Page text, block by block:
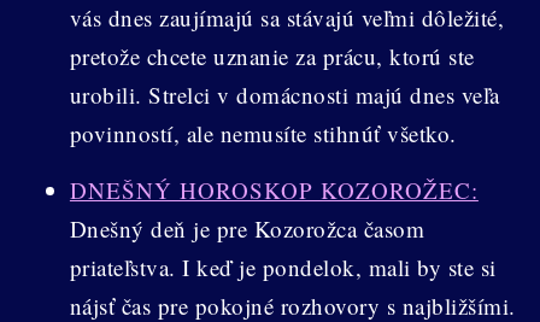
vás dnes zaujímajú sa stávajú veľmi dôležité,
pretože chcete uznanie za prácu, ktorú ste
urobili. Strelci v domácnosti majú dnes veľa
povinností, ale nemusíte stihnúť všetko.
DNEŠNÝ HOROSKOP KOZOROŽEC:
Dnešný deň je pre Kozorožca časom
priateľstva. I keď je pondelok, mali by ste si
nájsť čas pre pokojné rozhovory s najbližšími.